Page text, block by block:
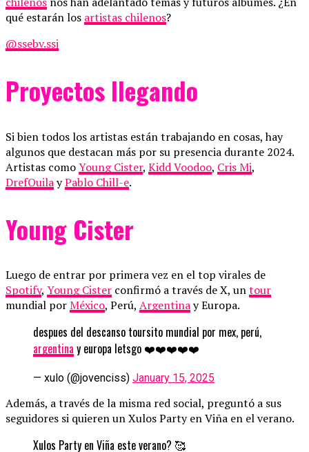
qué estarán los artistas chilenos?
@ssebv.ssj
Proyectos llegando
Si bien todos los artistas están trabajando en cosas, hay
algunos que destacan más por su presencia durante 2024.
Artistas comoYoung Cister, Kidd Voodoo, Cris Mj,
DrefQuilayPablo Chill-e.
Young Cister
Luego de entrar por primera vez en el top virales de
Spotify, Young Cister confirmó a través de X, untour
mundial porMéxico, Perú, Argentinay Europa.
despues del descanso toursito mundial por mex, perú,
argentina y europa letsgo ❤️❤️❤️❤️❤️
— xulo (@jovenciss) January 15, 2025
Además, a través de la misma red social, preguntó a sus
seguidores si quieren un Xulos Party en Viña en el verano.
Xulos Party en Viña este verano? 🥰